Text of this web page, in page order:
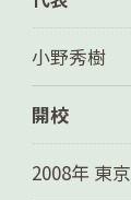
小野秀樹
開校
2008年 東